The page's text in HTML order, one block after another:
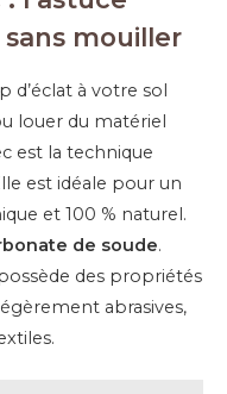
mouiller
d’éclat à votre sol
louer du matériel
est la technique
est idéale pour un
et 100 % naturel.
de soude.
des propriétés
abrasives,